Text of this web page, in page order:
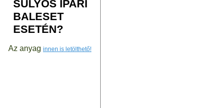
SÚLYOS IPARI
BALESET
ESETÉN?
Az anyag innen is letölthető!